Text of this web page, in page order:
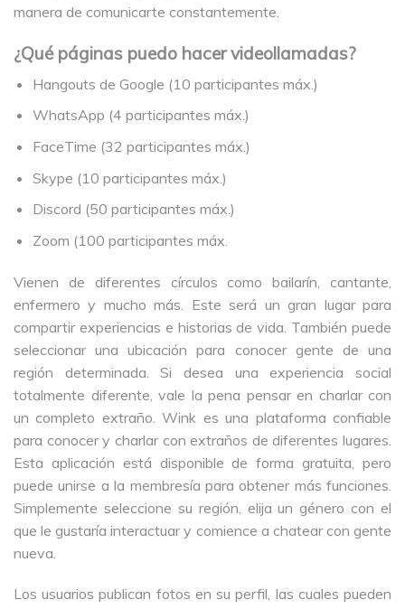
manera de comunicarte constantemente.
¿Qué páginas puedo hacer videollamadas?
Hangouts de Google (10 participantes máx.)
WhatsApp (4 participantes máx.)
FaceTime (32 participantes máx.)
Skype (10 participantes máx.)
Discord (50 participantes máx.)
Zoom (100 participantes máx.
Vienen de diferentes círculos como bailarín, cantante,
enfermero y mucho más. Este será un gran lugar para
compartir experiencias e historias de vida. También puede
seleccionar una ubicación para conocer gente de una
región determinada. Si desea una experiencia social
totalmente diferente, vale la pena pensar en charlar con
un completo extraño. Wink es una plataforma confiable
para conocer y charlar con extraños de diferentes lugares.
Esta aplicación está disponible de forma gratuita, pero
puede unirse a la membresía para obtener más funciones.
Simplemente seleccione su región, elija un género con el
que le gustaría interactuar y comience a chatear con gente
nueva.
Los usuarios publican fotos en su perfil, las cuales pueden